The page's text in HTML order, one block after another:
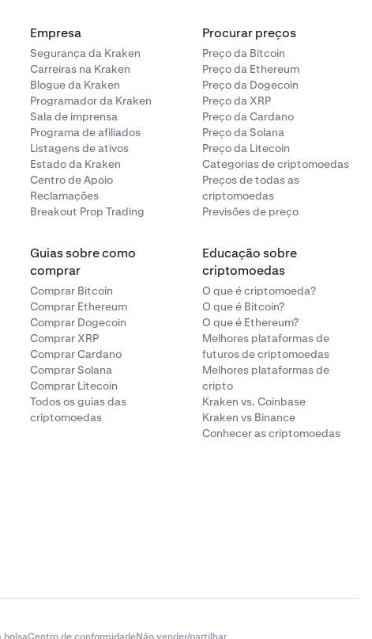
Empresa
Segurança da Kraken
Carreiras na Kraken
Blogue da Kraken
Programador da Kraken
Sala de imprensa
Programa de afiliados
Listagens de ativos
Estado da Kraken
Centro de Apoio
Reclamações
Breakout Prop Trading
Procurar preços
Preço da Bitcoin
Preço da Ethereum
Preço da Dogecoin
Preço da XRP
Preço da Cardano
Preço da Solana
Preço da Litecoin
Categorias de criptomoedas
Preços de todas as
criptomoedas
Previsões de preço
Guias sobre como
comprar
Comprar Bitcoin
Comprar Ethereum
Comprar Dogecoin
Comprar XRP
Comprar Cardano
Comprar Solana
Comprar Litecoin
Todos os guias das
criptomoedas
Educação sobre
criptomoedas
O que é criptomoeda?
O que é Bitcoin?
O que é Ethereum?
Melhores plataformas de
futuros de criptomoedas
Melhores plataformas de
cripto
Kraken vs. Coinbase
Kraken vs Binance
Conhecer as criptomoedas